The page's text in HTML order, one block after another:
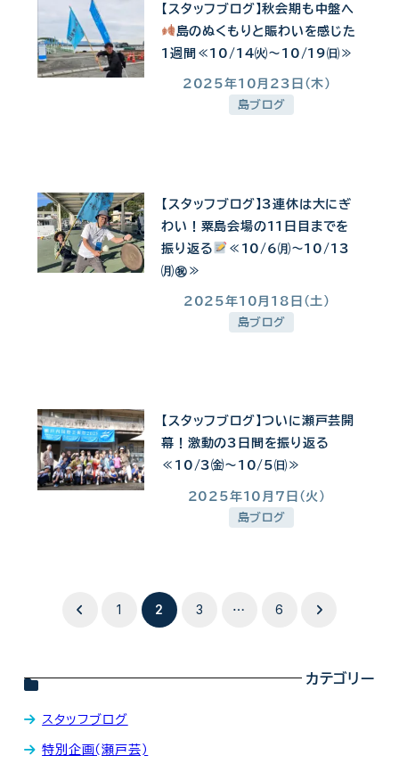
【スタッフブログ】秋会期も中盤へ
島のぬくもりと賑わいを感じた
1週間≪10/14㈫～10/19㈰≫
2025年10月23日(木)
島ブログ
【スタッフブログ】3連休は大にぎ
わい！粟島会場の11日目までを
振り返る
≪10/6㈪～10/13
㈪㊗≫
2025年10月18日(土)
島ブログ
【スタッフブログ】ついに瀬戸芸開
幕！激動の3日間を振り返る
≪10/3㈮～10/5㈰≫
2025年10月7日(火)
島ブログ
の
ペ
ー
1 2 3 … 6
カテゴリー
スタッフブログ
特別企画(瀬戸芸)